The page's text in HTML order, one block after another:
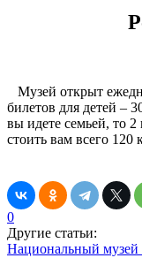
Музей открыт
билетов для детей –
вы идете семьей, то 2
стоить вам всего 120
0
Другие статьи:
Национальный